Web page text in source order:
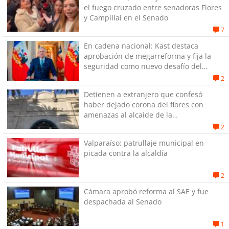
el fuego cruzado entre senadoras Flores
y Campillai en el Senado
7
En cadena nacional: Kast destaca
aprobación de megarreforma y fija la
seguridad como nuevo desafío del
2
Detienen a extranjero que confesó
haber dejado corona del flores con
amenazas al alcaide de la
2
Valparaíso: patrullaje municipal en
picada contra la alcaldía
2
Cámara aprobó reforma al SAE y fue
despachada al Senado
1